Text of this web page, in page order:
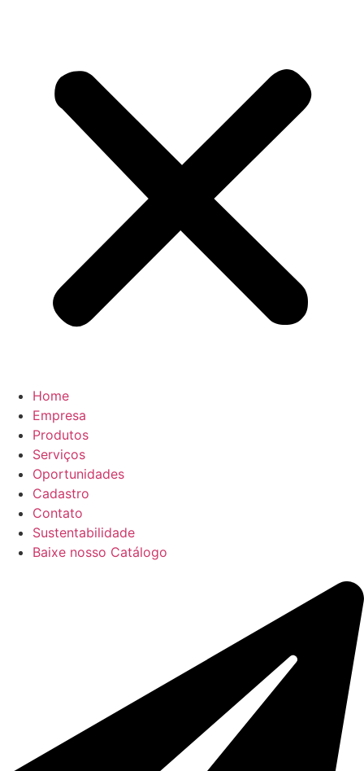
Home
Empresa
Produtos
Serviços
Oportunidades
Cadastro
Contato
Sustentabilidade
Baixe nosso Catálogo